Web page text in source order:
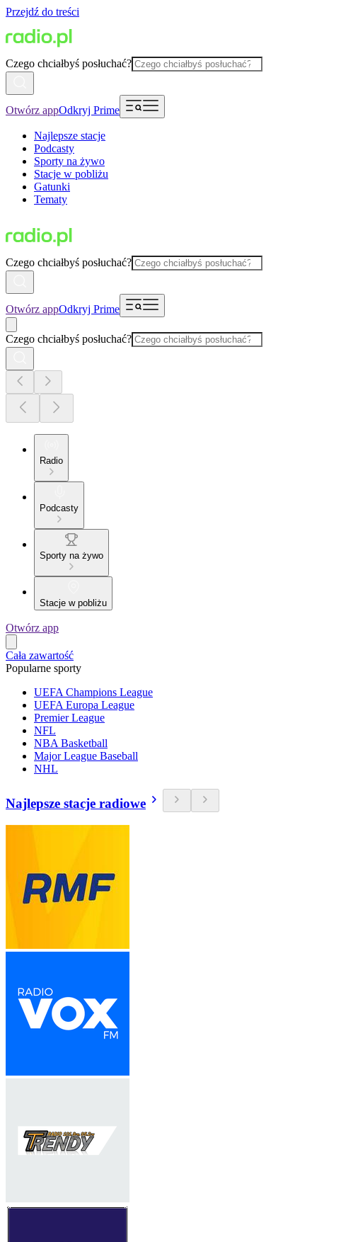
Przejdź do treści
Czego chciałbyś posłuchać?
Otwórz appOdkryj Prime
Najlepsze stacje
Podcasty
Sporty na żywo
Stacje w pobliżu
Gatunki
Tematy
Czego chciałbyś posłuchać?
Otwórz appOdkryj Prime
Czego chciałbyś posłuchać?
Radio
Podcasty
Sporty na żywo
Stacje w pobliżu
Otwórz app
Cała zawartość
Popularne sporty
UEFA Champions League
UEFA Europa League
Premier League
NFL
NBA Basketball
Major League Baseball
NHL
Najlepsze stacje radiowe